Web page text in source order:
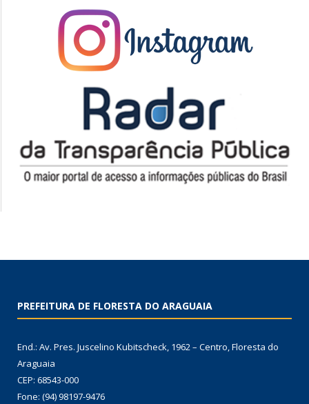
PREFEITURA DE FLORESTA DO ARAGUAIA
End.: Av. Pres. Juscelino Kubitscheck, 1962 – Centro, Floresta do
Araguaia
CEP: 68543-000
Fone: (94) 98197-9476